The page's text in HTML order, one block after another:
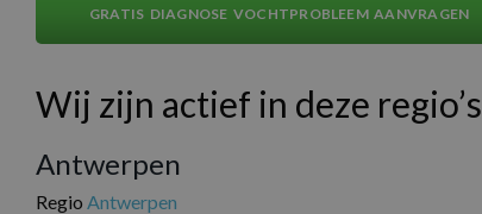
GRATIS DIAGNOSE VOCHTPROBLEEM AANVRAGEN
Wij zijn actief in deze regio’s
Antwerpen
Regio Antwerpen